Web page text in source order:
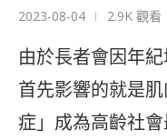
2023-08-04 2.9K 觀看
由於長者會因年
首先影響的就是
症」成為高齡社